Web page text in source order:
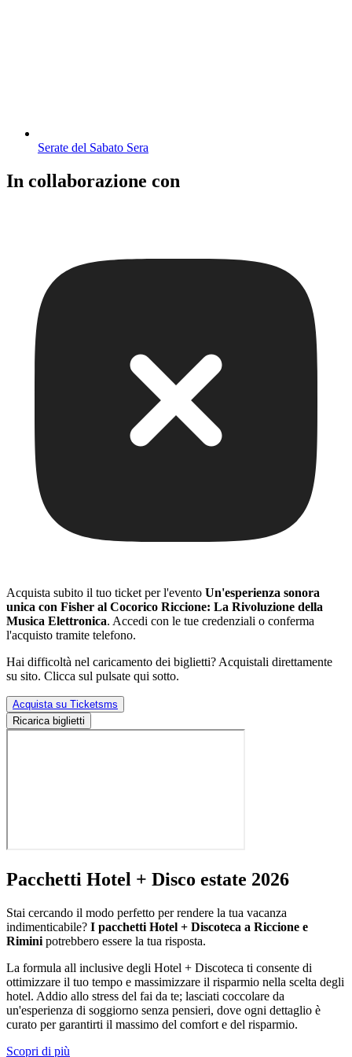
Serate del Sabato Sera
In collaborazione con
Acquista subito il tuo ticket per l'evento Un'esperienza sonora
unica con Fisher al Cocorico Riccione: La Rivoluzione della
Musica Elettronica. Accedi con le tue credenziali o conferma
l'acquisto tramite telefono.
Hai difficoltà nel caricamento dei biglietti? Acquistali direttamente
su sito. Clicca sul pulsate qui sotto.
Acquista su Ticketsms
Ricarica biglietti
Pacchetti Hotel + Disco estate 2026
Stai cercando il modo perfetto per rendere la tua vacanza
indimenticabile? I pacchetti Hotel + Discoteca a Riccione e
Rimini potrebbero essere la tua risposta.
La formula all inclusive degli Hotel + Discoteca ti consente di
ottimizzare il tuo tempo e massimizzare il risparmio nella scelta degli
hotel. Addio allo stress del fai da te; lasciati coccolare da
un'esperienza di soggiorno senza pensieri, dove ogni dettaglio è
curato per garantirti il massimo del comfort e del risparmio.
Scopri di più